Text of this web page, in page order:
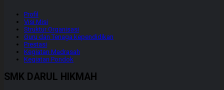
Profil
Visi Misi
Struktur Organisasi
Guru dan Tenaga kependidikan
Prestasi
Kegiatan Madrasah
Kegiatan Pondok
SMK DARUL HIKMAH